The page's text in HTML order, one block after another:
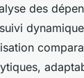
des